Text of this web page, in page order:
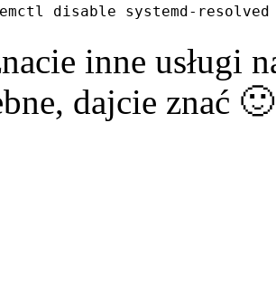
disable systemd-resolved
inne usługi
dajcie znać 🙂